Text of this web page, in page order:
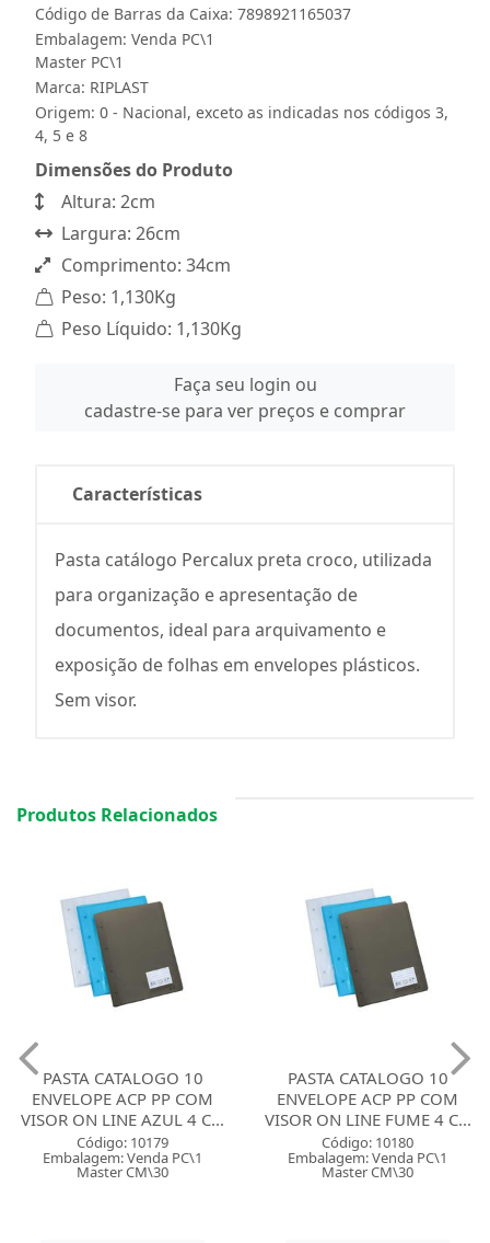
Código de Barras da Caixa: 7898921165037
Embalagem: Venda PC\1
Master PC\1
Marca: RIPLAST
Origem: 0 - Nacional, exceto as indicadas nos códigos 3,
4, 5 e 8
Dimensões do Produto
Altura: 2cm
Largura: 26cm
Comprimento: 34cm
Peso: 1,130Kg
Peso Líquido: 1,130Kg
Faça seu login ou
cadastre-se para ver preços e comprar
Características
Pasta catálogo Percalux preta croco, utilizada
para organização e apresentação de
documentos, ideal para arquivamento e
exposição de folhas em envelopes plásticos.
Sem visor.
Produtos Relacionados
PASTA CATALOGO 10
ENVELOPE ACP PP COM
VISOR ON LINE AZUL 4 C...
Código: 10179
Embalagem: Venda PC\1
Master CM\30
PASTA CATALOGO 10
ENVELOPE ACP PP COM
VISOR ON LINE FUME 4 C...
Código: 10180
Embalagem: Venda PC\1
Master CM\30